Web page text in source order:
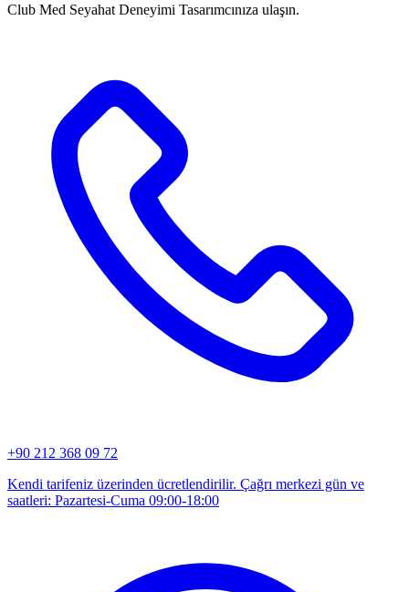
Club Med Seyahat Deneyimi Tasarımcınıza ulaşın.
+90 212 368 09 72
Kendi tarifeniz üzerinden ücretlendirilir. Çağrı merkezi gün ve
saatleri: Pazartesi-Cuma 09:00-18:00